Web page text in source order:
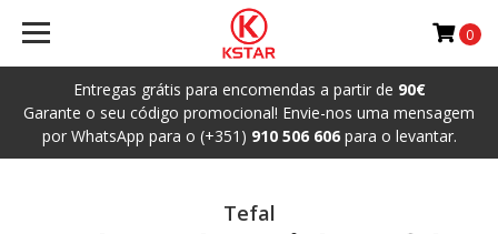
Entregas grátis para encomendas a partir de 90€
Garante o seu código promocional! Envie-nos uma mensagem
por WhatsApp para o (+351) 910 506 606para o levantar.
0
Tefal